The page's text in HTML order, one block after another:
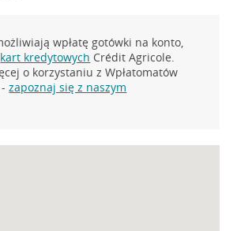
wpłatę gotówki na konto,
kart kredytowych Crédit Agricole.
o korzystaniu z Wpłatomatów
-zapoznaj się z naszym